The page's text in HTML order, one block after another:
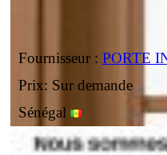
Fournisseur : PORTE
Prix: Sur demande
Sénégal